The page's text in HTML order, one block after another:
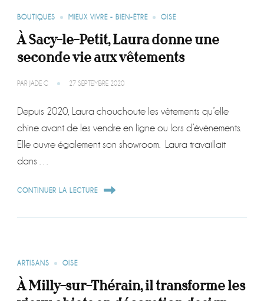
BOUTIQUES MIEUX VIVRE - BIEN-ÊTRE OISE
À Sacy-le-Petit, Laura donne une
seconde vie aux vêtements
PAR JADE C 27 SEPTEMBRE 2020
Depuis 2020, Laura chouchoute les vêtements qu’elle
chine avant de les vendre en ligne ou lors d’évènements.
Elle ouvre également son showroom. Laura travaillait
dans …
CONTINUER LA LECTURE
ARTISANS OISE
À Milly-sur-Thérain, il transforme les